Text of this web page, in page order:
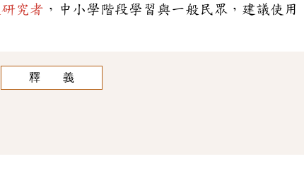
究者 ，中小學階段學習與一般民眾，建議使用
釋 義